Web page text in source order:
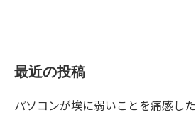
最近の投稿
パソコンが埃に弱いことを痛感した